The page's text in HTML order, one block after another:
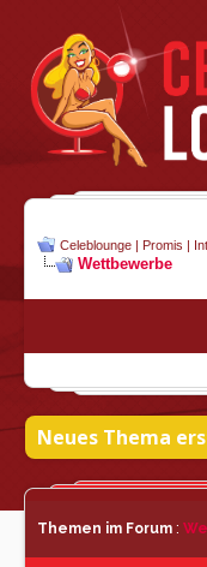
Celeblounge | Promis |
Wettbewerbe
Neues Thema
Themen im Forum :